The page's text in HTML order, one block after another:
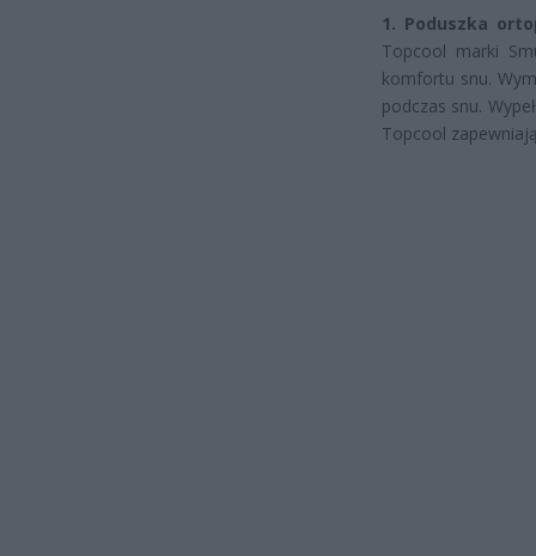
1. Poduszka
Topcool marki
komfortu snu.
podczas snu.
Topcool